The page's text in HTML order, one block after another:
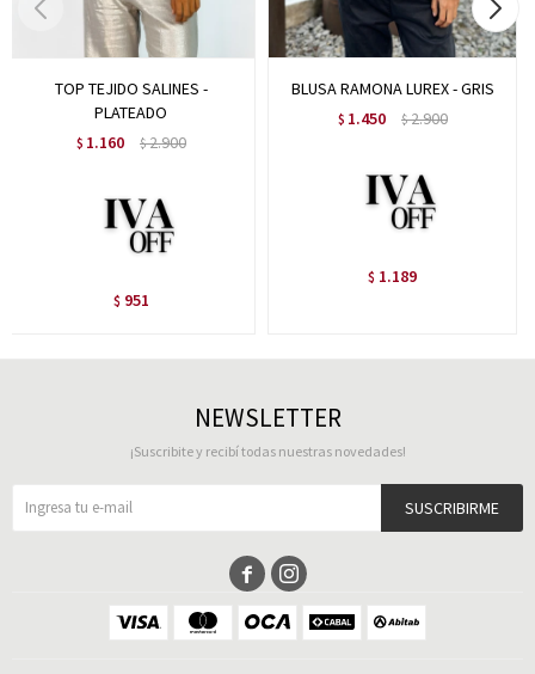
TOP TEJIDO SALINES -
PLATEADO
$ 1.160 $2.900
$ 951
BLUSA RAMONA LUREX - GRIS
$ 1.450 $2.900
$ 1.189
NEWSLETTER
¡Suscribite y recibí todas nuestras novedades!
SUSCRIBIRME
 